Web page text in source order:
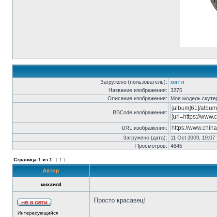
Загружено (пользователь):
конти
Название изображения:
3275
Описание изображения:
Моя модель
BBCode изображения:
URL изображения:
Загружено (дата):
11 Oct 2009, 19:07
Просмотров:
4645
Страница 1 из 1 [ 1 ]
Автор
михаил4
Интересующийся
Просто красавец!